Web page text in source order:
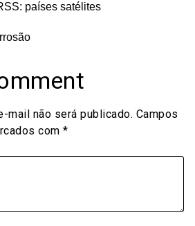
países satélites
mail não será publicado. Campos
com *